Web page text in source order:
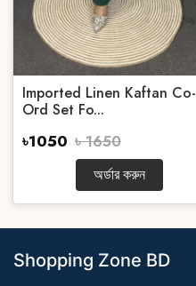
Imported Linen Kaftan Co-
Ord Set Fo...
৳1050 ৳ 1650
অর্ডার করুন
Shopping Zone BD